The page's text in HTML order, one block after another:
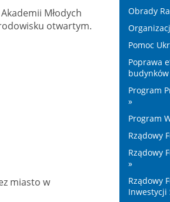
Młodych
otwartym.
miasto w
Obrady
Pomoc
Poprawa
budynków
Program
»
Program
Rządowy
Rządowy
»
Rządowy
Inwestycji